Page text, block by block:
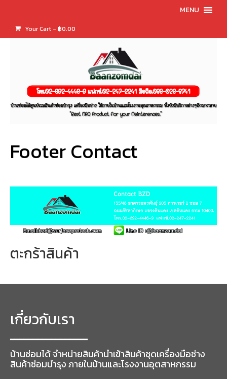
MENU
Your Cart - ฿0.00
Footer Contact
ตะกร้าสินค้า
เกี่ยวกับเรา
━━━━━━━━━━━━━━━━━
บ้านซ่อมได้ จำหน่ายสินค้านำเข้าสินค้าชุดเครื่องมือช่าง
สินค้าซ่อมบำรุง ภายในบ้านและโรงงานอุตสาหกรรม